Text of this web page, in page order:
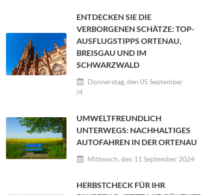
ENTDECKEN SIE DIE
VERBORGENEN SCHÄTZE: TOP-
AUSFLUGSTIPPS ORTENAU,
BREISGAU UND IM
SCHWARZWALD
Donnerstag, den 05 September
2024
UMWELTFREUNDLICH
UNTERWEGS: NACHHALTIGES
AUTOFAHREN IN DER ORTENAU
Mittwoch, den 11 September 2024
HERBSTCHECK FÜR IHR